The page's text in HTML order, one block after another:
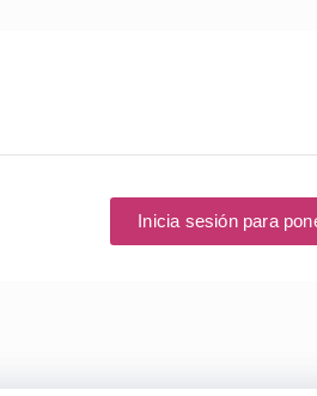
Inicia sesión para